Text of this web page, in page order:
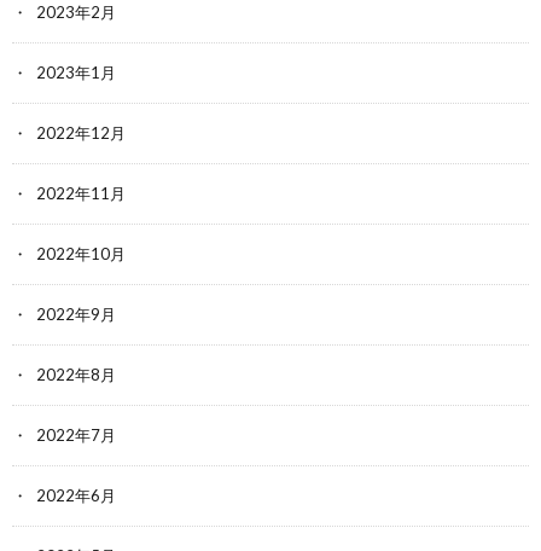
2023年2月
2023年1月
2022年12月
2022年11月
2022年10月
2022年9月
2022年8月
2022年7月
2022年6月